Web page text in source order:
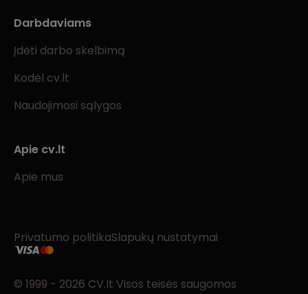
Darbdaviams
Įdėti darbo skelbimą
Kodėl cv.lt
Naudojimosi sąlygos
Apie cv.lt
Apie mus
Privatumo politikaSlapukų nustatymai
© 1999 - 2026 CV.lt Visos teisės saugomos